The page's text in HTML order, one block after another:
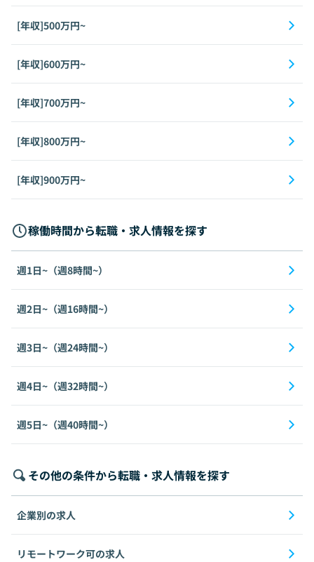
[年収]500万円~
[年収]600万円~
[年収]700万円~
[年収]800万円~
[年収]900万円~
稼働時間から転職・求人情報を探す
週1日~（週8時間~）
週2日~（週16時間~）
週3日~（週24時間~）
週4日~（週32時間~）
週5日~（週40時間~）
その他の条件から転職・求人情報を探す
企業別の求人
リモートワーク可の求人